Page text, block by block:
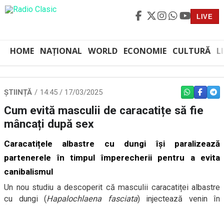
LIVE
HOME NAȚIONAL WORLD ECONOMIE CULTURĂ
ȘTIINȚĂ 14:45 / 17/03/2025 WHATSAPP
Cum evită masculii de caracatițe să fie
mâncați după sex
Caracatițele albastre cu dungi își paralizează
partenerele în timpul împerecherii pentru a evita
canibalismul
Un nou studiu a descoperit că masculii caracatiței albastre
cu dungi (Hapalochlaena fasciata) injectează venin în